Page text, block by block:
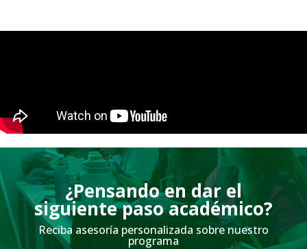
¿Pensando en dar el
siguiente paso académico?
Reciba asesoría personalizada sobre nuestro
programa